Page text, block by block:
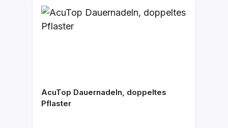
AcuTop Dauernadeln, doppeltes
Pflaster